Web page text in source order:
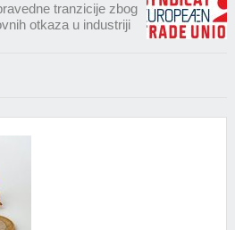
tranzicije zbog
otkaza u industriji